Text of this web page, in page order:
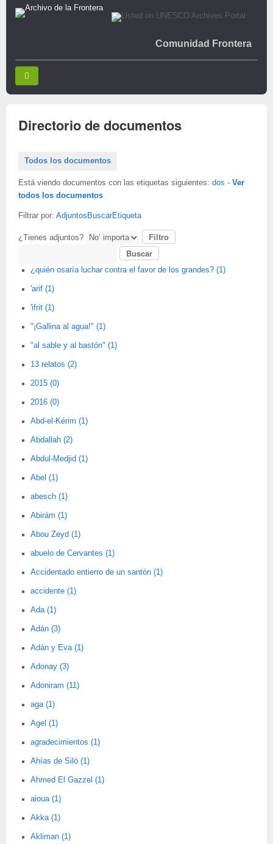
Comunidad Frontera
Directorio de documentos
Todos los documentos
Está viendo documentos con las etiquetas siguientes: dos - Ver
todos los documentos
Filtrar por: Adjuntos BuscarEtiqueta
¿Tienes adjuntos?
¿quién osaría luchar contra el favor de los grandes? (1)
'arif (1)
'ifrit (1)
"¡Gallina al agua!" (1)
"al sable y al bastón" (1)
13 relatos (2)
2015 (0)
2016 (0)
Abd-el-Kérim (1)
Abdallah (2)
Abdul-Medjid (1)
Abel (1)
abesch (1)
Abirám (1)
Abou Zeyd (1)
abuelo de Cervantes (1)
Accidentado entierro de un santón (1)
accidente (1)
Ada (1)
Adán (3)
Adán y Eva (1)
Adonay (3)
Adoniram (11)
aga (1)
Agel (1)
agradecimientos (1)
Ahías de Siló (1)
Ahmed El Gazzel (1)
aioua (1)
Akka (1)
Akliman (1)